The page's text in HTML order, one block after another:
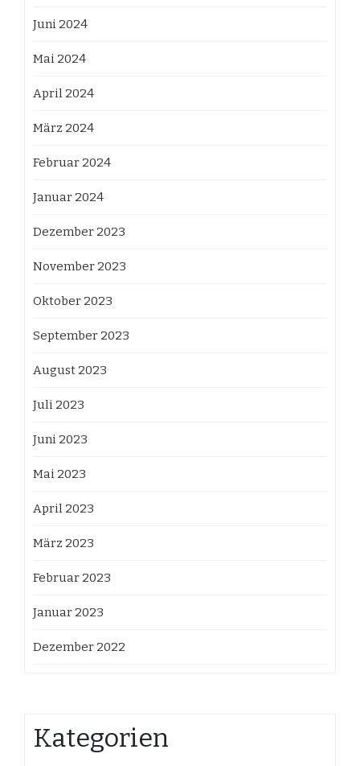
Juni 2024
Mai 2024
April 2024
März 2024
Februar 2024
Januar 2024
Dezember 2023
November 2023
Oktober 2023
September 2023
August 2023
Juli 2023
Juni 2023
Mai 2023
April 2023
März 2023
Februar 2023
Januar 2023
Dezember 2022
Kategorien